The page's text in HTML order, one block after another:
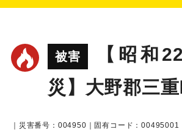
被害
【昭和
災】大野郡三
｜災害番号：004950｜固有コード：00495001